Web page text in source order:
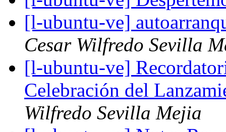
[l-ubuntu-ve]
Cesar Wilfredo Sevilla
[l-ubuntu-ve]
Celebración del
Wilfredo Sevilla Mejia